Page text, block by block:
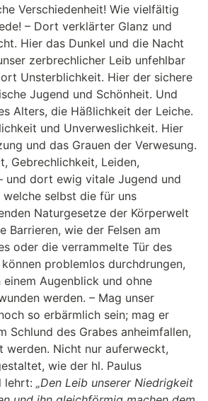
Verschiedenheit! Wie vielfältig
– Dort verklärter Glanz und
Hier das Dunkel und die Nacht
zerbrechlicher Leib unfehlbar
Unsterblichkeit. Hier der sichere
Jugend und Schönheit. Und
Alters, die Häßlichkeit der Leiche.
und Unverweslichkeit. Hier
und das Grauen der Verwesung.
Gebrechlichkeit, Leiden,
und dort ewig vitale Jugend und
selbst die für uns
Naturgesetze der Körperwelt
Barrieren, wie der Felsen am
oder die verrammelte Tür des
problemlos durchdrungen,
Augenblick und ohne
werden. – Mag unser
so erbärmlich sein; mag er
Schlund des Grabes anheimfallen,
werden. Nicht nur auferweckt,
wie der hl. Paulus
lehrt: „Den Leib unserer Niedrigkeit